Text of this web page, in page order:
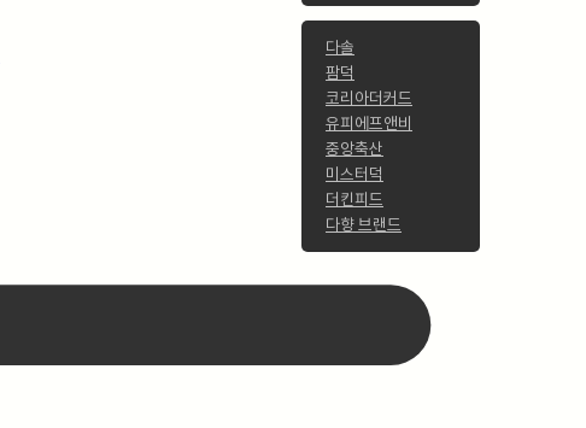
다솔
팜덕
코리아더커드
유피에프앤비
중앙축산
미스터덕
더킨피드
다향 브랜드